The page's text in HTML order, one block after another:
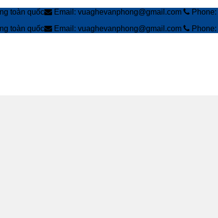
toàn quốc Email: vuaghevanphong@gmail.com
toàn quốc Email: vuaghevanphong@gmail.com